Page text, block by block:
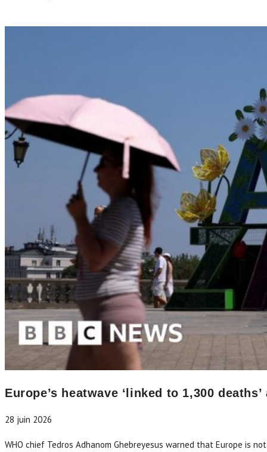
Europe’s heatwave ‘linked to 1,300
28 juin 2026
WHO chief Tedros Adhanom Ghebreyesus warned that Europe is